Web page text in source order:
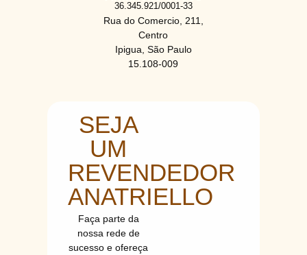
36.345.921/0001-33
Rua do Comercio, 211,
Centro
Ipigua, São Paulo
15.108-009
SEJA
UM
REVENDEDOR
ANATRIELLO
Faça parte da
nossa rede de
sucesso e ofereça